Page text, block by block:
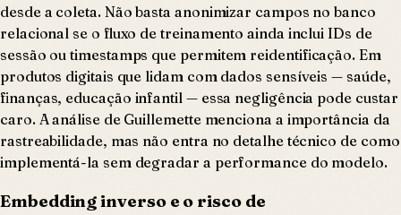
desde a coleta. Não basta anonimizar campos no banco
relacional se o fluxo de treinamento ainda inclui IDs de
sessão ou timestamps que permitem reidentificação. Em
produtos digitais que lidam com dados sensíveis — saúde,
finanças, educação infantil — essa negligência pode custar
caro. A análise de Guillemette menciona a importância da
rastreabilidade, mas não entra no detalhe técnico de como
implementá-la sem degradar a performance do modelo.
Embedding inverso e o risco de